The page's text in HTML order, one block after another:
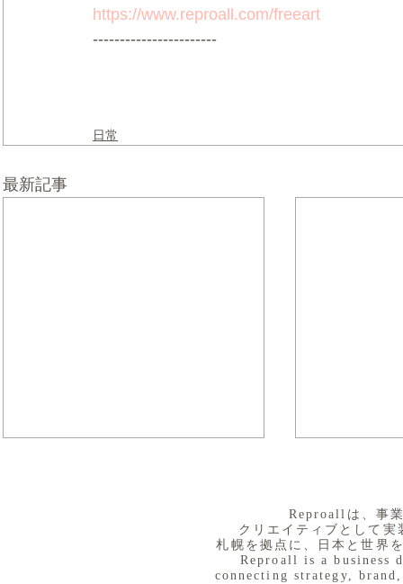
https://www.reproall.com/freeart
-----------------------
日常
最新記事
​Reproallは、事
クリエイティブとして
札幌を拠点に、日本と世界
Reproall is a business
connecting strategy,